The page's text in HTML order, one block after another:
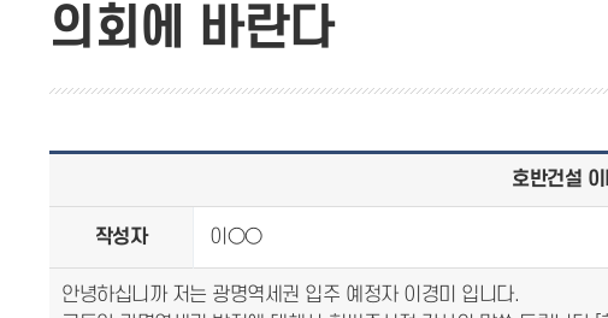
의회에 바란다
호반건설
작성자 이○○
안녕하십니까 저는 광명역세권 입주 예정자 이경미 입니다.